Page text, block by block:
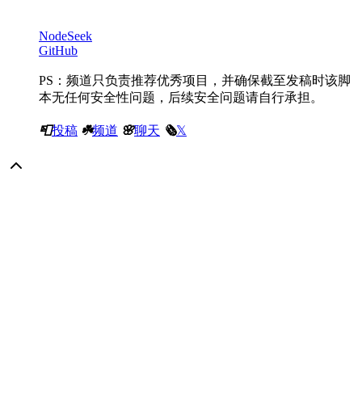
NodeSeek
GitHub
PS：频道只负责推荐优秀项目，并确保截至发稿时该脚
本无任何安全性问题，后续安全问题请自行承担。
📮投稿 ☘️频道 🌸聊天 🗞️𝕏